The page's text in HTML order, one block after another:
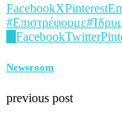
FacebookXPinterest
#Επιστρέφουμε
FacebookTwitter
Newsroom
previous post